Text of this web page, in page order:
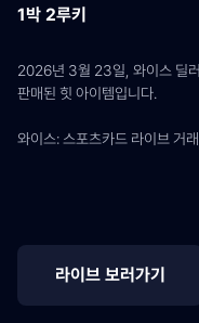
1박 2루키
2026년 3월 23일, 와이스 딜
판매된 힛 아이템입니다.
와이스: 스포츠카드 라이브 거
라이브 보러가기